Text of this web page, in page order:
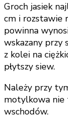
Groch jasiek
cm i rozstawie
powinna
wskazany przy
z kolei na
płytszy siew.
Należy przy
motylkowa nie
wschodów.